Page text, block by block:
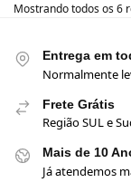
Mostrando todos os 6
Entrega em
Normalmente
Frete Grátis
Região SUL e
Mais de 10
Já atendemos